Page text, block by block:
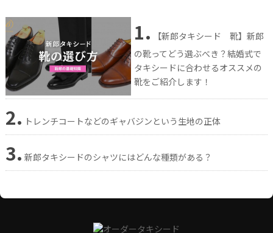
1.
【新郎タキシード 靴】新郎
の靴ってどう選ぶべき？結婚式で
タキシードに合わせるオススメの
靴をご紹介します！
2. トレンチコートなどのギャバジンという生地の正体
3. 新郎タキシードのシャツにはどんな種類がある？